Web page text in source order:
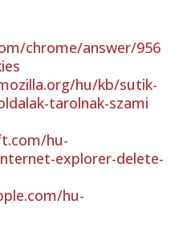
chrome/answer/956
hu/kb/sutik-
tarolnak-szami
hu-
explorer-delete-
hu-